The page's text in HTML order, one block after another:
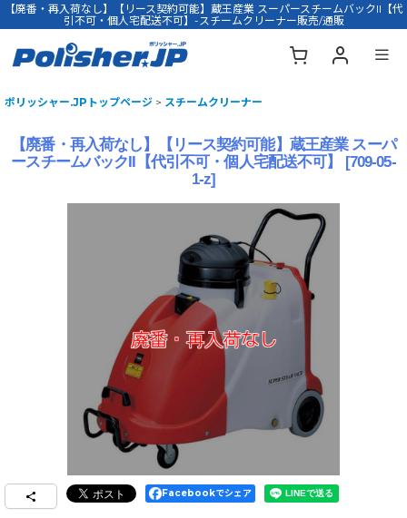
【廃番・再入荷なし】【リース契約可能】蔵王産業 スーパースチームバックII【代
引不可・個人宅配送不可】-スチームクリーナー販売/通販
ポリッシャー.JPトップページ > スチームクリーナー
【廃番・再入荷なし】【リース契約可能】蔵王産業 スーパ
ースチームバックII【代引不可・個人宅配送不可】
[709-05-
1-z]
Facebookでシェア